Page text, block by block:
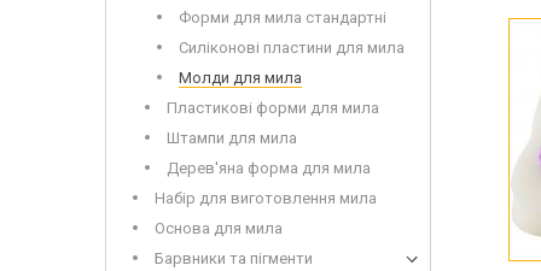
Сухоцвіти для миловаріння
Глітери
Форми для мила стандартні
Силіконові пластини для мила
Молди для мила
Пластикові форми для мила
Штампи для мила
Дерев'яна форма для мила
Набір для виготовлення мила
Основа для мила
Барвники та пігменти